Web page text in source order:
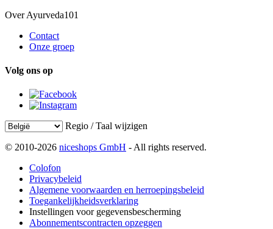
Over Ayurveda101
Contact
Onze groep
Volg ons op
Regio / Taal wijzigen
© 2010-2026 niceshops GmbH - All rights reserved.
Colofon
Privacybeleid
Algemene voorwaarden en herroepingsbeleid
Toegankelijkheidsverklaring
Instellingen voor gegevensbescherming
Abonnementscontracten opzeggen